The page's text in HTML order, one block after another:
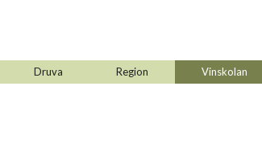
Druva Region Vinskolan